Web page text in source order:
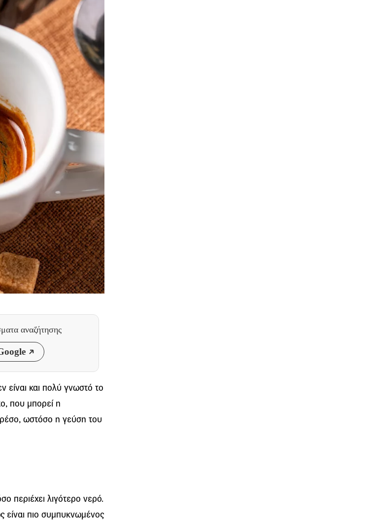
αναζήτησης
είναι και πολύ γνωστό το
που μπορεί η
ωστόσο η γεύση του
περιέχει λιγότερο νερό.
είναι πιο συμπυκνωμένος